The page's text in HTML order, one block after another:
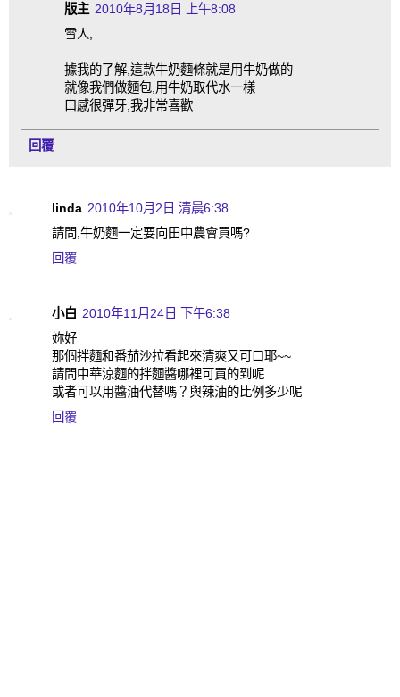
版主 2010年8月18日 上午8:08
雪人,
據我的了解,這款牛奶麵條就是用牛奶做的
就像我們做麵包,用牛奶取代水一樣
口感很彈牙,我非常喜歡
回覆
linda 2010年10月2日 清晨6:38
請問,牛奶麵一定要向田中農會買嗎?
回覆
小白 2010年11月24日 下午6:38
妳好
那個拌麵和番茄沙拉看起來清爽又可口耶~~
請問中華涼麵的拌麵醬哪裡可買的到呢
或者可以用醬油代替嗎？與辣油的比例多少呢
回覆